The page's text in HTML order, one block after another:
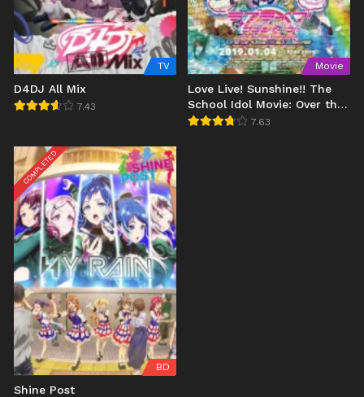
TV
D4DJ All Mix
7.43
Movie
Love Live! Sunshine!! The
School Idol Movie: Over the
Rainbow
7.63
COMPLETED
BD
Shine Post